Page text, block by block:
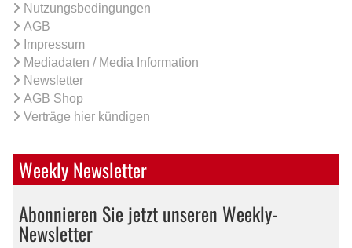
Nutzungsbedingungen
AGB
Impressum
Mediadaten / Media Information
Newsletter
AGB Shop
Verträge hier kündigen
Weekly Newsletter
Abonnieren Sie jetzt unseren Weekly-
Newsletter